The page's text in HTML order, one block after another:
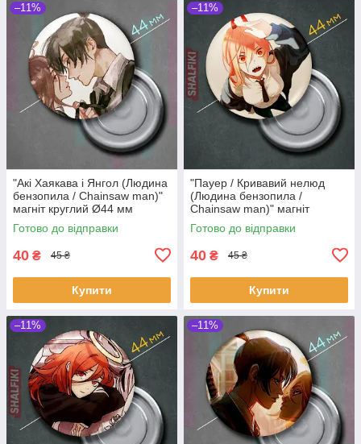
–11%
"Акі Хаякава і Янгол (Людина
бензопила / Chainsaw man)"
магніт круглий Ø44 мм
Готово до відправки
40 ₴ 45 ₴
Купити
–11%
"Пауер / Кривавий нелюд
(Людина бензопила /
Chainsaw man)" магніт
круглий Ø44 мм
Готово до відправки
40 ₴ 45 ₴
Купити
–11% –11%